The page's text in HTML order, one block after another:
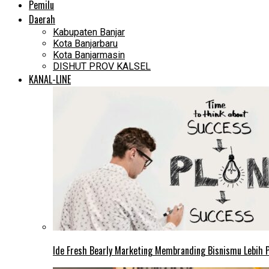
Pemilu
Daerah
Kabupaten Banjar
Kota Banjarbaru
Kota Banjarmasin
DISHUT PROV KALSEL
KANAL-LINE
Ide Fresh Bearly Marketing Membranding Bisnismu Lebih